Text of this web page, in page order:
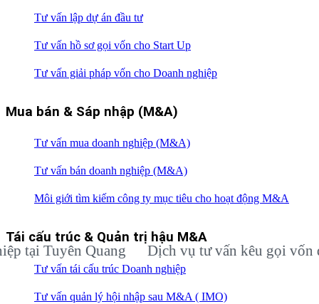
Tư vấn lập dự án đầu tư
Tư vấn hồ sơ gọi vốn cho Start Up
Tư vấn giải pháp vốn cho Doanh nghiệp
Mua bán & Sáp nhập (M&A)
Tư vấn mua doanh nghiệp (M&A)
Tư vấn bán doanh nghiệp (M&A)
Môi giới tìm kiếm công ty mục tiêu cho hoạt động M&A
Tái cấu trúc & Quản trị hậu M&A
Tư vấn tái cấu trúc Doanh nghiệp
Tư vấn quản lý hội nhập sau M&A ( IMO)
Quang Dịch vụ tư vấn kêu gọi vốn đầu